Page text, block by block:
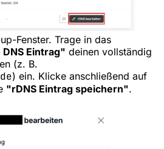
Fenster. Trage in das
Eintrag" deinen vollständig
(z. B.
) ein. Klicke anschließend auf
"rDNS Eintrag speichern".